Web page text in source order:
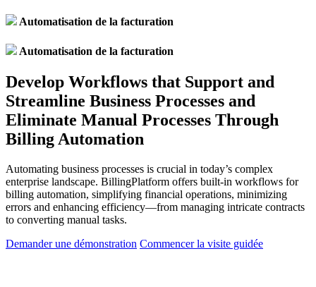
Automatisation de la facturation
Automatisation de la facturation
Develop Workflows that Support and
Streamline Business Processes and
Eliminate Manual Processes Through
Billing Automation
Automating business processes is crucial in today’s complex
enterprise landscape. BillingPlatform offers built-in workflows for
billing automation, simplifying financial operations, minimizing
errors and enhancing efficiency—from managing intricate contracts
to converting manual tasks.
Demander une démonstration Commencer la visite guidée